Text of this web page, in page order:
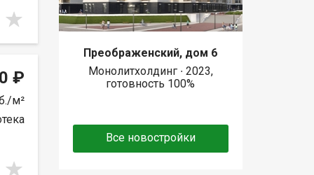
₽
м²
Преображенский, дом 6
Монолитхолдинг ∙ 2023,
готовность 100%
Все новостройки